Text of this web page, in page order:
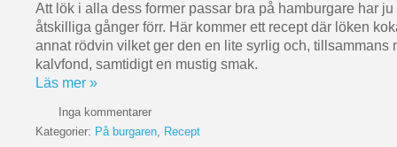
Att lök i alla dess former passar bra på hamburgare har
åtskilliga gånger förr. Här kommer ett recept där löken
annat rödvin vilket ger den en lite syrlig och, tillsammans
kalvfond, samtidigt en mustig smak.
Läs mer »
Inga kommentarer
Kategorier: På burgaren, Recept